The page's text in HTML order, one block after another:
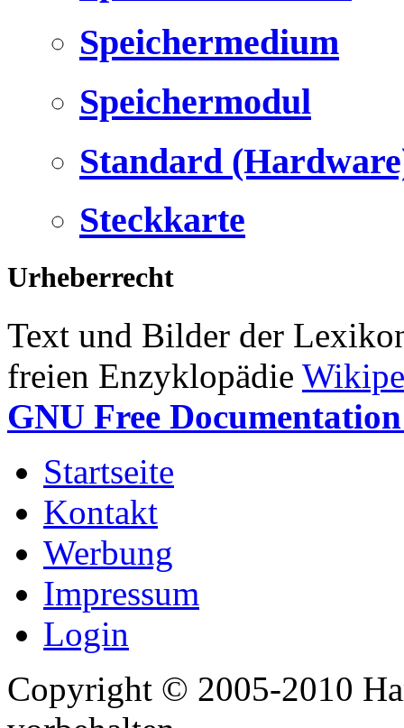
Speichermedium
Speichermodul
Standard
Steckkarte
Urheberrecht
Text und Bilder der
freien Enzyklopädie
GNU Free
Startseite
Kontakt
Werbung
Impressum
Login
Copyright © 2005-2010